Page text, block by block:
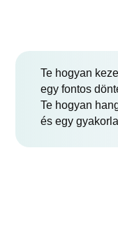
Te hogyan
egy fontos
Te hogyan
és egy